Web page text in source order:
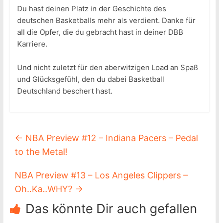
Du hast deinen Platz in der Geschichte des
deutschen Basketballs mehr als verdient. Danke für
all die Opfer, die du gebracht hast in deiner DBB
Karriere.
Und nicht zuletzt für den aberwitzigen Load an Spaß
und Glücksgefühl, den du dabei Basketball
Deutschland beschert hast.
← NBA Preview #12 – Indiana Pacers – Pedal
to the Metal!
NBA Preview #13 – Los Angeles Clippers –
Oh..Ka..WHY? →
Das könnte Dir auch gefallen